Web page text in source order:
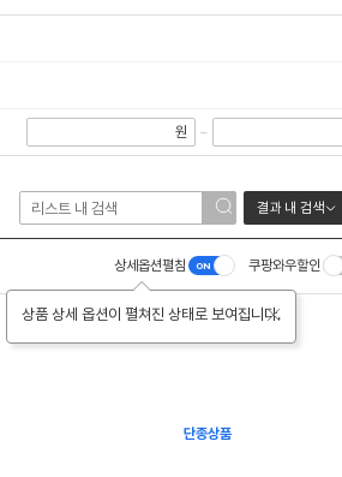
원 ~
결과 내 검색
상세옵션펼침
상품 상세 옵션이 펼쳐진 상태로 보여집니다.
쿠팡와우할인
단종상품